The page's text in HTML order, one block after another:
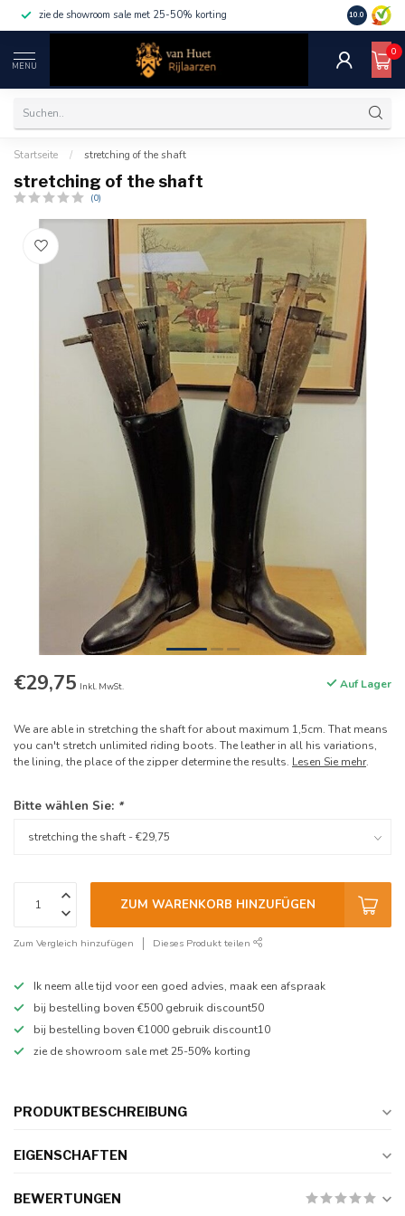
zie de showroom sale met 25-50% korting 10.0
MENU
0
Startseite / stretching of the shaft
stretching of the shaft
(0)
€29,75 Inkl. MwSt. Auf Lager
We are able in stretching the shaft for about maximum 1,5cm. That means
you can't stretch unlimited riding boots. The leather in all his variations,
the lining, the place of the zipper determine the results. Lesen Sie mehr.
Bitte wählen Sie: *
ZUM WARENKORB HINZUFÜGEN
Zum Vergleich hinzufügen Dieses Produkt teilen
Ik neem alle tijd voor een goed advies, maak een afspraak
bij bestelling boven €500 gebruik discount50
bij bestelling boven €1000 gebruik discount10
zie de showroom sale met 25-50% korting
PRODUKTBESCHREIBUNG
EIGENSCHAFTEN
BEWERTUNGEN